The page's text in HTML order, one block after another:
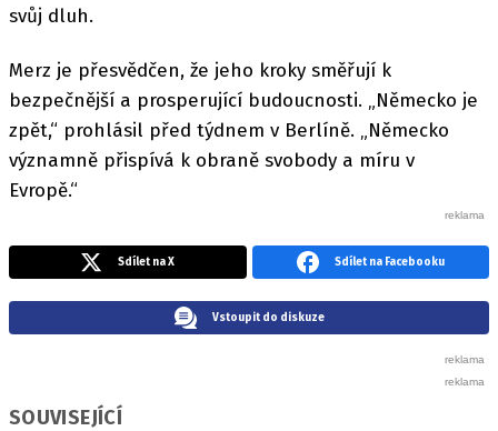
svůj dluh.
Merz je přesvědčen, že jeho kroky směřují k
bezpečnější a prosperující budoucnosti. „Německo je
zpět,“ prohlásil před týdnem v Berlíně. „Německo
významně přispívá k obraně svobody a míru v
Evropě.“
Sdílet na X Sdílet na Facebooku
Vstoupit do diskuze
SOUVISEJÍCÍ